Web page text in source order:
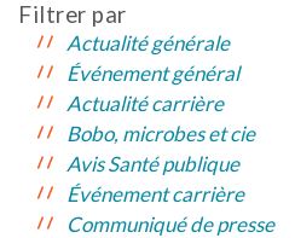
Filtrer par
Actualité générale
Événement général
Actualité carrière
Bobo, microbes et cie
Avis Santé publique
Événement carrière
Communiqué de presse